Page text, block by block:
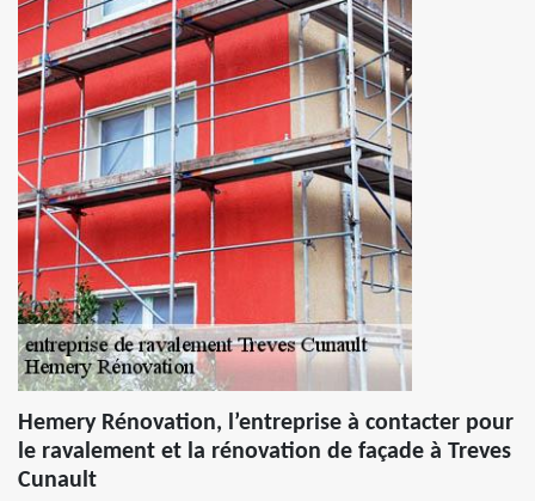
Hemery Rénovation, l’entreprise à contacter pour
le ravalement et la rénovation de façade à Treves
Cunault